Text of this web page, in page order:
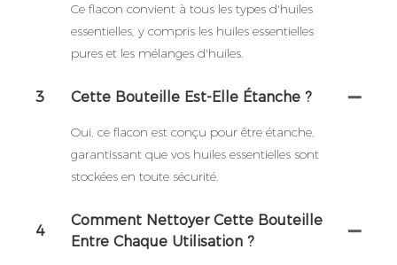
Ce flacon convient à tous les types d'huiles
essentielles, y compris les huiles essentielles
pures et les mélanges d'huiles.
3 Cette Bouteille Est-Elle Étanche ?
Oui, ce flacon est conçu pour être étanche,
garantissant que vos huiles essentielles sont
stockées en toute sécurité.
4
Comment Nettoyer Cette Bouteille
Entre Chaque Utilisation ?